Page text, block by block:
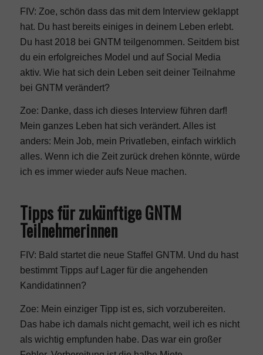
FIV: Zoe, schön dass das mit dem Interview geklappt
hat. Du hast bereits einiges in deinem Leben erlebt.
Du hast 2018 bei GNTM teilgenommen. Seitdem bist
du ein erfolgreiches Model und auf Social Media
aktiv. Wie hat sich dein Leben seit deiner Teilnahme
bei GNTM verändert?
Zoe: Danke, dass ich dieses Interview führen darf!
Mein ganzes Leben hat sich verändert. Alles ist
anders: Mein Job, mein Privatleben, einfach wirklich
alles. Wenn ich die Zeit zurück drehen könnte, würde
ich es immer wieder aufs Neue machen.
Tipps für zukünftige GNTM
Teilnehmerinnen
FIV: Bald startet die neue Staffel GNTM. Und du hast
bestimmt Tipps auf Lager für die angehenden
Kandidatinnen?
Zoe: Mein einziger Tipp ist es, sich vorzubereiten.
Das habe ich damals nicht gemacht, weil ich es nicht
als wichtig empfunden habe. Das war ein großer